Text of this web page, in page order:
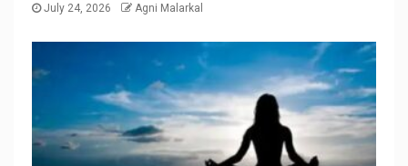
July 24, 2026
Agni Malarkal